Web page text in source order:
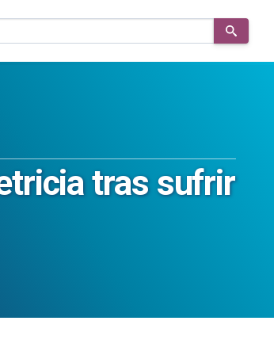
tras sufrir